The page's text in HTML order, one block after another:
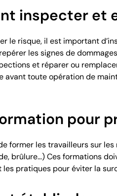
inspecter et
le risque, il est important
les signes de
et réparer ou
avant toute opération de
pour
former les travailleurs sur
brûlure…)Ces formations
pratiques pour éviter la